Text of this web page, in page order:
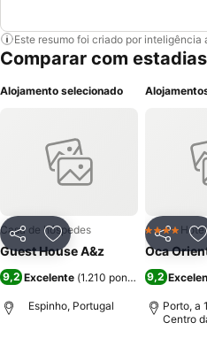
Este resumo foi criado por
Comparar com
Alojamento selecionado
PartilharAdicionar aos favoritos
Casa de hóspedes
Guest House A&z
9,2 Excelente (1.210 pontuações)
Espinho, Portugal
Partilhar
4 EstrelasHotel
Oca
9,2
Porto, a
Centro